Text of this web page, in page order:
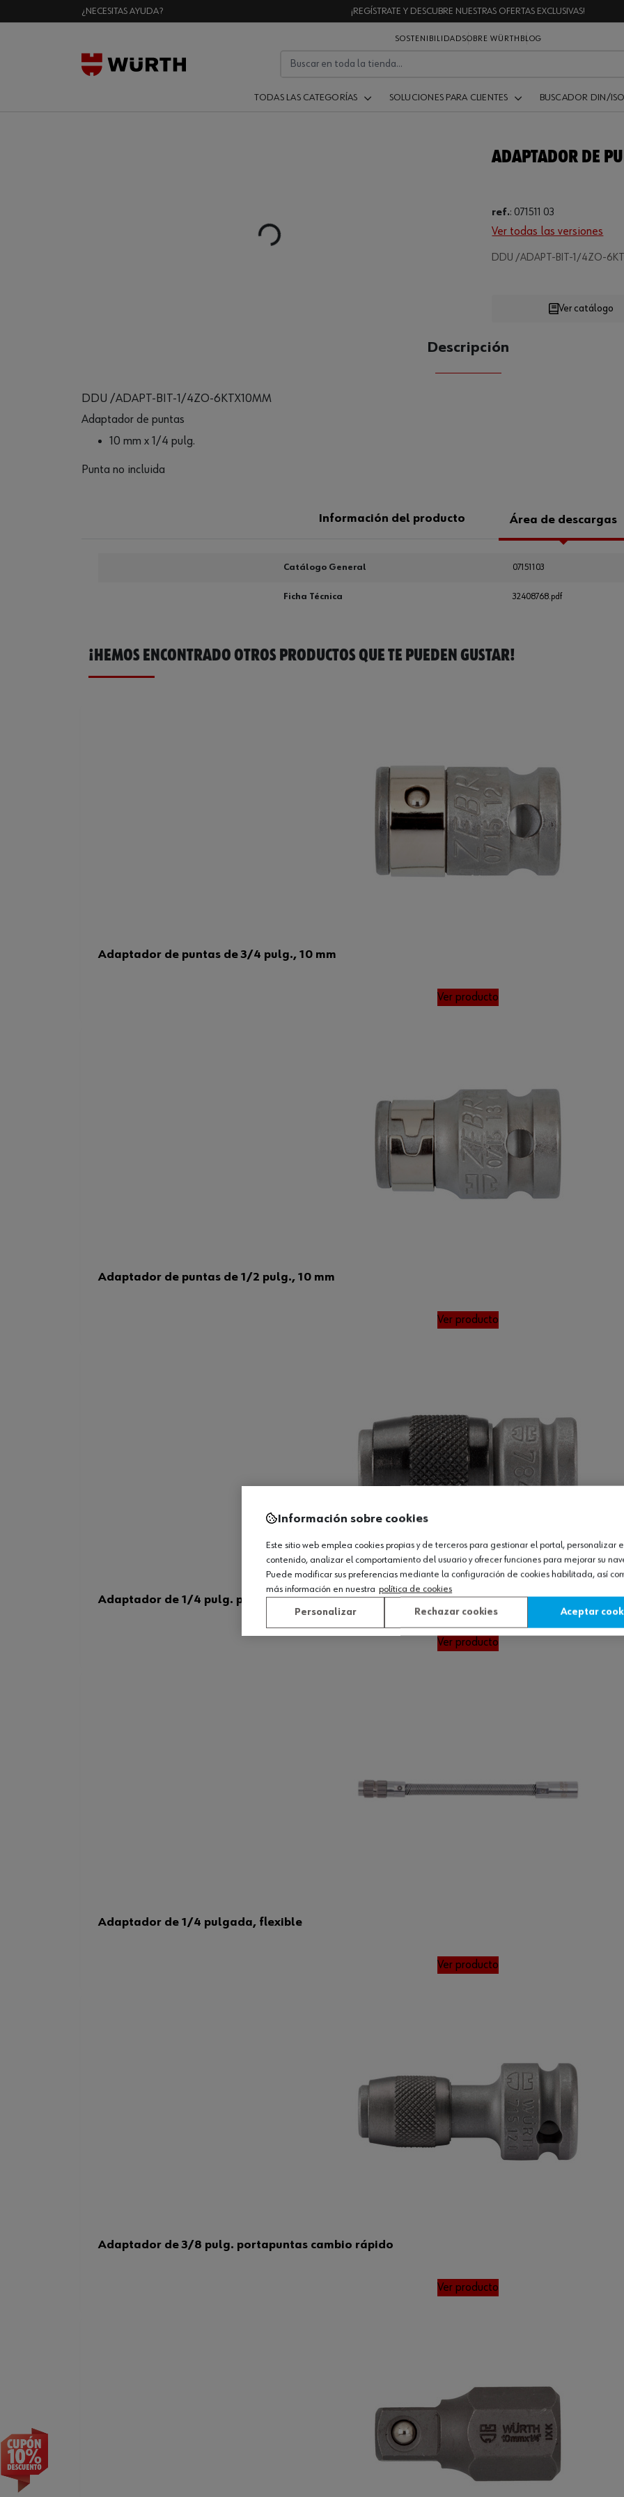
¿NECESITAS AYUDA? ¡REGÍSTRATE Y DESCUBRE NUESTRAS OFERTAS EXCLUSIVAS!
SOSTENIBILIDADSOBRE WÜRTH BLOG
TODAS LAS CATEGORÍAS SOLUCIONES PARA CLIENTES BUSCADOR DIN/ISO
Loading...
ADAPTADOR DE
ref.: 071511 03
Ver todas las versiones
DDU /ADAPT-BIT-1/4ZO-
Loading...
CANTIDAD
Ver catálogo
Descripción
DDU /ADAPT-BIT-1/4ZO-6KTX10MM
Adaptador de puntas
10 mm x 1/4 pulg.
Punta no incluida
Información del producto Área de descargas
Catálogo General 07151103
Ficha Técnica 32408768.pdf
¡HEMOS ENCONTRADO OTROS PRODUCTOS QUE TE PUEDEN GUSTAR!
Adaptador de puntas de 3/4 pulg., 10 mm
Ver producto
Adaptador de puntas de 1/2 pulg., 10 mm
Ver producto
Adaptador de 1/4 pulg. portabrocas cambio rápido
Ver producto
Adaptador de 1/4 pulgada, flexible
Ver producto
Adaptador de 3/8 pulg. portapuntas cambio rápido
Ver producto
Información sobre cookies
Este sitio web emplea cookies propias y de terceros para gestionar el portal, personalizar
contenido, analizar el comportamiento del usuario y ofrecer funciones para mejorar su
Puede modificar sus preferencias mediante la configuración de cookies habilitada, así
más información en nuestra política de cookies
Personalizar Rechazar cookies Aceptar